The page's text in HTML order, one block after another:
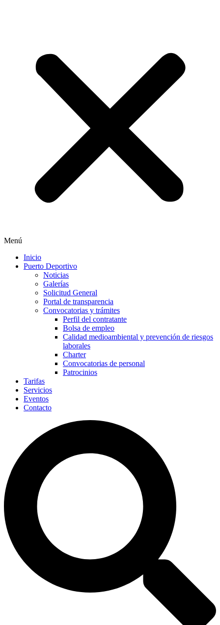
Menú
Inicio
Puerto Deportivo
Noticias
Galerías
Solicitud General
Portal de transparencia
Convocatorias y trámites
Perfil del contratante
Bolsa de empleo
Calidad medioambiental y prevención de riesgos
laborales
Charter
Convocatorias de personal
Patrocinios
Tarifas
Servicios
Eventos
Contacto